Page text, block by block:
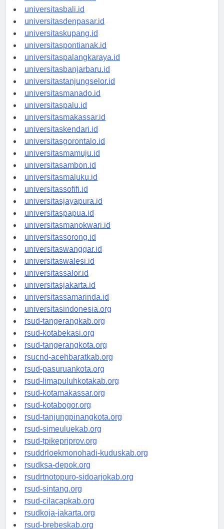
universitasbanten.id
universitasbali.id
universitasdenpasar.id
universitaskupang.id
universitaspontianak.id
universitaspalangkaraya.id
universitasbanjarbaru.id
universitastanjungselor.id
universitasmanado.id
universitaspalu.id
universitasmakassar.id
universitaskendari.id
universitasgorontalo.id
universitasmamuju.id
universitasambon.id
universitasmaluku.id
universitassofifi.id
universitasjayapura.id
universitaspapua.id
universitasmanokwari.id
universitassorong.id
universitaswanggar.id
universitaswalesi.id
universitassalor.id
universitasjakarta.id
universitassamarinda.id
universitasindonesia.org
rsud-tangerangkab.org
rsud-kotabekasi.org
rsud-tangerangkota.org
rsucnd-acehbaratkab.org
rsud-pasuruankota.org
rsud-limapuluhkotakab.org
rsud-kotamakassar.org
rsud-kotabogor.org
rsud-tanjungpinangkota.org
rsud-simeuluekab.org
rsud-tpikepriprov.org
rsuddrloekmonohadi-kuduskab.org
rsudksa-depok.org
rsudrtnotopuro-sidoarjokab.org
rsud-sintang.org
rsud-cilacapkab.org
rsudkoja-jakarta.org